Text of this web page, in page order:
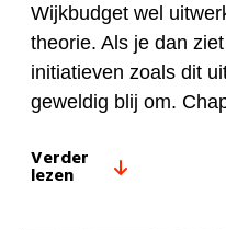
Wijkbudget wel
theorie. Als je dan
initiatieven zoals dit
geweldig blij om.
Verder
lezen